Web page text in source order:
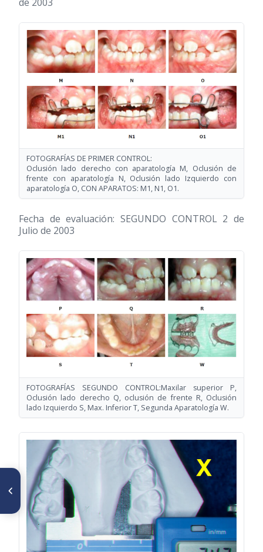
FOTOGRAFÍAS DE PRIMER CONTROL:
Oclusión lado derecho con aparatología M, Oclusión de
frente con aparatología N, Oclusión lado Izquierdo con
aparatología O, CON APARATOS: M1, N1, O1.
Fecha de evaluación: SEGUNDO CONTROL 2 de
Julio de 2003
FOTOGRAFÍAS SEGUNDO CONTROL:Maxilar superior P,
Oclusión lado derecho Q, oclusión de frente R, Oclusión
lado Izquierdo S, Max. Inferior T, Segunda Aparatología W.
ARTÍCULO ANTERIOR
Predicción en la erupción del
Tercer Molar Inferior